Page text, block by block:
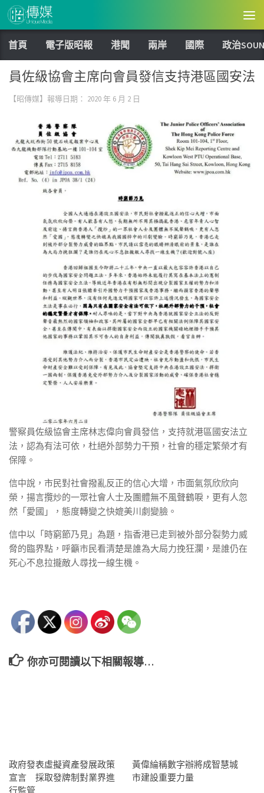
Skip to content
首頁 電子版昭報 港聞 兩岸 國際 政治
員佐級協會主席向會員發信支持港區國安法
【昭傳媒】報導日期： 2020 年 6 月 2 日
警察員佐級協會主席林志偉向會員發信，支持就港區國安法立
法，認為有法可依，杜絕外部勢力干預，社會的穩定繁榮才有
保障。
信中說，市民對社會撥亂反正的信心大增，市面氣氛欣欣向
榮，揚言攬炒的一眾社會人士及團體無不風聲鶴唳，更有人忽
然「愛國」，態度轉變之快媲美川劇變臉。
信中以「時窮節乃見」為題，指香港已走到被外部分裂勢力威
脅的臨界點，呼籲市民看清楚是誰為大局力挽狂瀾，是誰仍在
死心不息拉攏敵人尋找一線生機。
你亦可閱讀以下相關報導…
政府發表虛擬資產發展政策
宣言 採取發牌制對業界進
行監管
黃偉綸稱數字辦將成智慧城
市建設重要力量